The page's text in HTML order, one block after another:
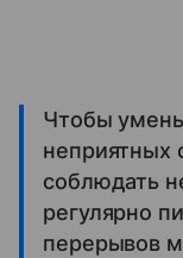
Чтобы
неприятных
соблюдать
регулярно
перерывов